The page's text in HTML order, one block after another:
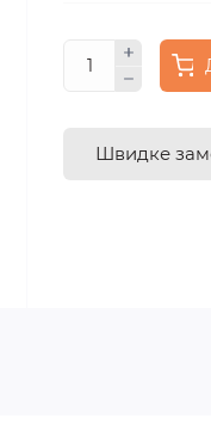
Швидке